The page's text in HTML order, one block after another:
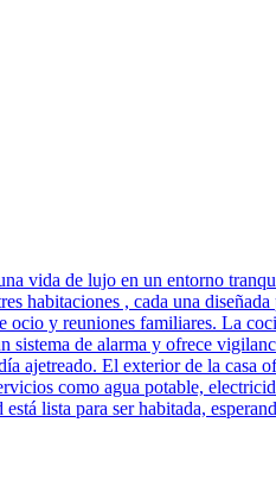
vida de lujo en un entorno
habitaciones , cada una
y reuniones familiares. La
de alarma y ofrece
ajetreado. El exterior de la casa
como agua potable,
lista para ser habitada,